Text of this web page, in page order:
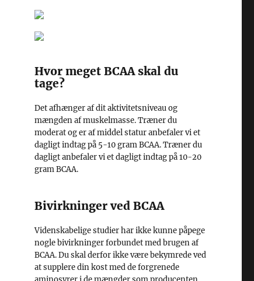
Hvor meget BCAA skal du
tage?
Det afhænger af dit aktivitetsniveau og
mængden af muskelmasse. Træner du
moderat og er af middel statur anbefaler vi et
dagligt indtag på 5-10 gram BCAA. Træner du
dagligt anbefaler vi et dagligt indtag på 10-20
gram BCAA.
Bivirkninger ved BCAA
Videnskabelige studier har ikke kunne påpege
nogle bivirkninger forbundet med brugen af
BCAA. Du skal derfor ikke være bekymrede ved
at supplere din kost med de forgrenede